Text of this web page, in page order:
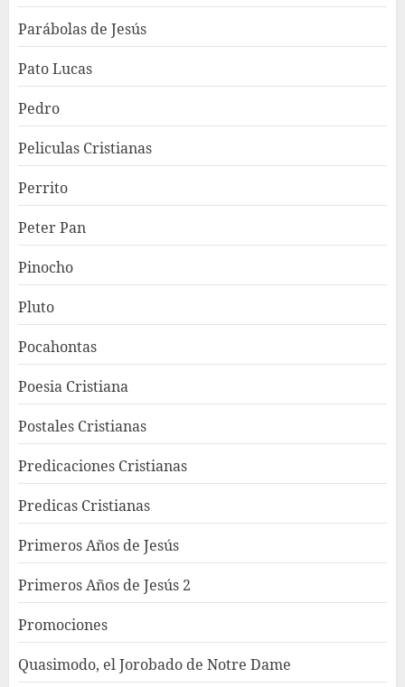
Parábolas de Jesús
Pato Lucas
Pedro
Peliculas Cristianas
Perrito
Peter Pan
Pinocho
Pluto
Pocahontas
Poesia Cristiana
Postales Cristianas
Predicaciones Cristianas
Predicas Cristianas
Primeros Años de Jesús
Primeros Años de Jesús 2
Promociones
Quasimodo, el Jorobado de Notre Dame